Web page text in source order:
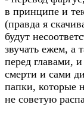
в принципе и
(правда я
будут
звучать ежем, а
перед главами,
смерти и сами
папки, которые
не советую